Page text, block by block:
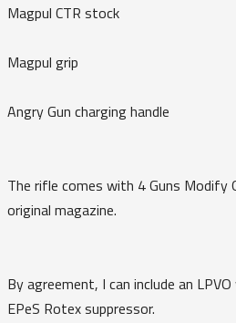
Magpul CTR stock
Magpul grip
Angry Gun charging handle
The rifle comes with 4 Guns Modify
original magazine.
By agreement, I can include an
EPeS Rotex suppressor.